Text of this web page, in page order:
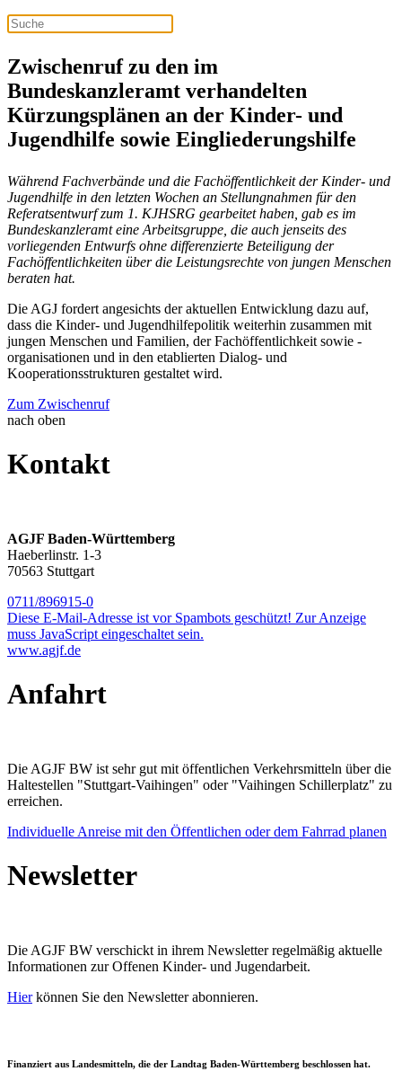
Zwischenruf zu den im
Bundeskanzleramt verhandelten
Kürzungsplänen an der Kinder- und
Jugendhilfe sowie Eingliederungshilfe
Während Fachverbände und die Fachöffentlichkeit der Kinder- und
Jugendhilfe in den letzten Wochen an Stellungnahmen für den
Referatsentwurf zum 1. KJHSRG gearbeitet haben, gab es im
Bundeskanzleramt eine Arbeitsgruppe, die auch jenseits des
vorliegenden Entwurfs ohne differenzierte Beteiligung der
Fachöffentlichkeiten über die Leistungsrechte von jungen Menschen
beraten hat.
Die AGJ fordert angesichts der aktuellen Entwicklung dazu auf,
dass die Kinder- und Jugendhilfepolitik weiterhin zusammen mit
jungen Menschen und Familien, der Fachöffentlichkeit sowie -
organisationen und in den etablierten Dialog- und
Kooperationsstrukturen gestaltet wird.
Zum Zwischenruf
nach oben
Kontakt
AGJF Baden-Württemberg
Haeberlinstr. 1-3
70563 Stuttgart
0711/896915-0
Diese E-Mail-Adresse ist vor Spambots geschützt! Zur Anzeige
muss JavaScript eingeschaltet sein.
www.agjf.de
Anfahrt
Die AGJF BW ist sehr gut mit öffentlichen Verkehrsmitteln über die
Haltestellen "Stuttgart-Vaihingen" oder "Vaihingen Schillerplatz" zu
erreichen.
Individuelle Anreise mit den Öffentlichen oder dem Fahrrad planen
Newsletter
Die AGJF BW verschickt in ihrem Newsletterregelmäßig aktuelle
Informationen zurOffenen Kinder- und Jugendarbeit.
Hierkönnen Sie den Newsletter abonnieren.
Finanziert aus Landesmitteln, die der Landtag Baden-Württemberg beschlossen hat.